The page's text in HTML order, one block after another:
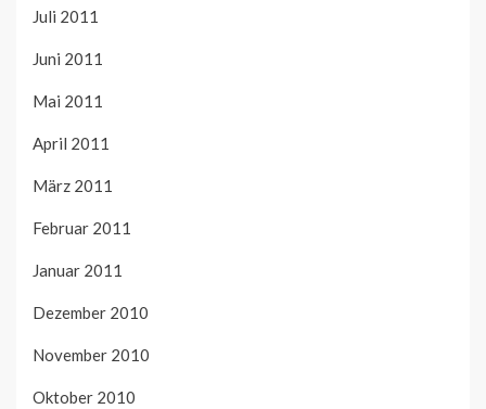
Juli 2011
Juni 2011
Mai 2011
April 2011
März 2011
Februar 2011
Januar 2011
Dezember 2010
November 2010
Oktober 2010